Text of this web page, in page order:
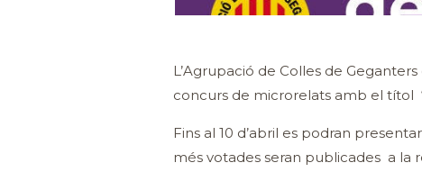
L’Agrupació de Colles de
concurs de microrelats amb el títol
Fins al 10 d’abril es podran
més votades seran publicades a la